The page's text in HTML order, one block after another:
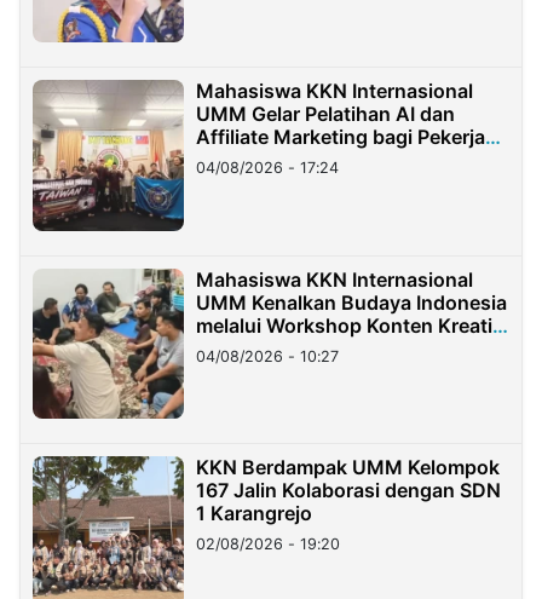
Mahasiswa KKN Internasional
UMM Gelar Pelatihan AI dan
Affiliate Marketing bagi Pekerja
Migran Indonesia di Taiwan
04/08/2026 - 17:24
Mahasiswa KKN Internasional
UMM Kenalkan Budaya Indonesia
melalui Workshop Konten Kreatif
di Taiwan
04/08/2026 - 10:27
KKN Berdampak UMM Kelompok
167 Jalin Kolaborasi dengan SDN
1 Karangrejo
02/08/2026 - 19:20